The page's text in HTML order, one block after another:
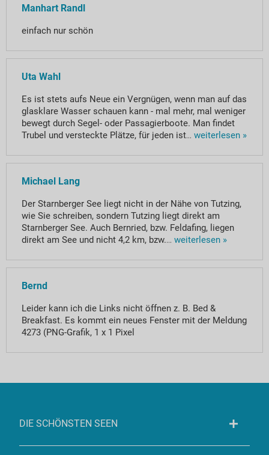
Manhart Randl
einfach nur schön
Uta Wahl
Es ist stets aufs Neue ein Vergnügen, wenn man auf das
glasklare Wasser schauen kann - mal mehr, mal weniger
bewegt durch Segel- oder Passagierboote. Man findet
Trubel und versteckte Plätze, für jeden ist... weiterlesen »
Michael Lang
Der Starnberger See liegt nicht in der Nähe von Tutzing,
wie Sie schreiben, sondern Tutzing liegt direkt am
Starnberger See. Auch Bernried, bzw. Feldafing, liegen
direkt am See und nicht 4,2 km, bzw.... weiterlesen »
Bernd
Leider kann ich die Links nicht öffnen z. B. Bed &
Breakfast. Es kommt ein neues Fenster mit der Meldung
4273 (PNG-Grafik, 1 x 1 Pixel
DIE SCHÖNSTEN SEEN